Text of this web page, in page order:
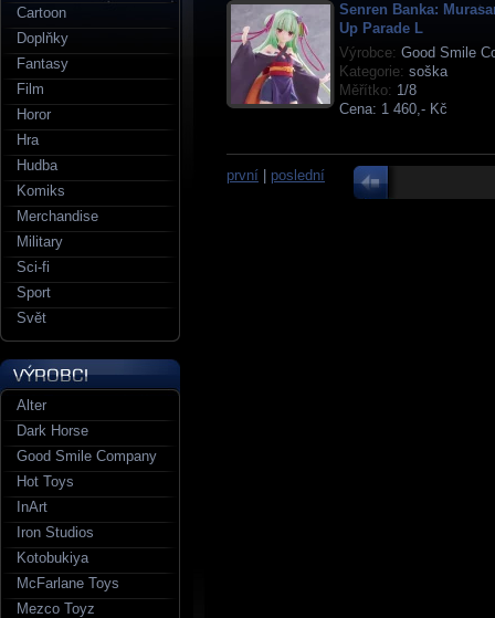
Senren Banka:
Up Parade L
Výrobce: Good Smile
Kategorie: soška
Měřítko: 1/8
Cena: 1 460,- Kč
první poslední
Cartoon
Doplňky
Fantasy
Film
Horor
Hra
Hudba
Komiks
Merchandise
Military
Sci-fi
Sport
Svět
Alter
Dark Horse
Good Smile Company
Hot Toys
InArt
Iron Studios
Kotobukiya
McFarlane Toys
Mezco Toyz